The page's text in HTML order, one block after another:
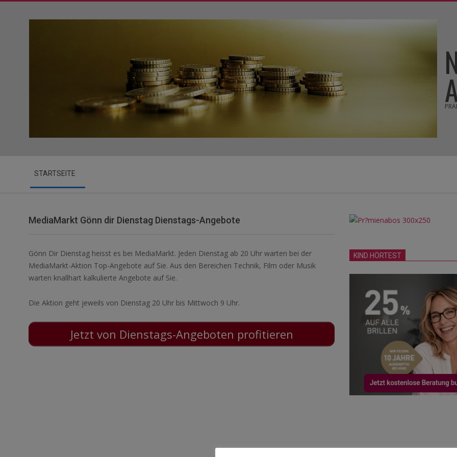
Navigation
Menu
STARTSEITE
MediaMarkt Gönn dir Dienstag Dienstags-Angebote
Gönn Dir Dienstag heisst es bei MediaMarkt. Jeden Dienstag ab 20 Uhr warten bei der
MediaMarkt-Aktion Top-Angebote auf Sie. Aus den Bereichen Technik, Film oder Musik
warten knallhart kalkulierte Angebote auf Sie.
Die Aktion geht jeweils von Dienstag 20 Uhr bis Mittwoch 9 Uhr.
Jetzt von Dienstags-Angeboten profitieren
KIND HÖRTEST